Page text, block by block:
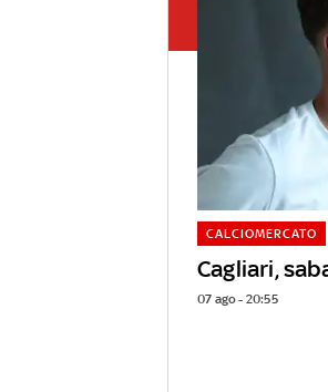
Cagliari,
CALCIOMERCATO
07 ago - 20:55